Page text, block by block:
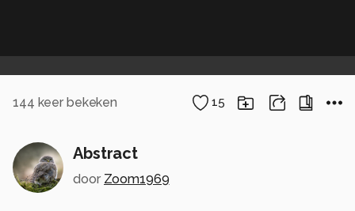
144 keer bekeken 15
Abstract
door Zoom1969